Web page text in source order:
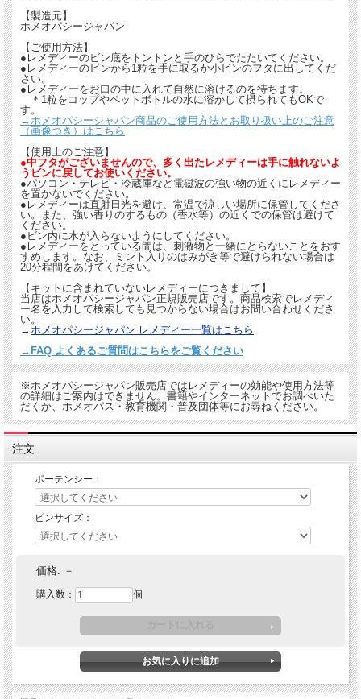
【製造元】
ホメオパシージャパン
【ご使用方法】
●レメディーのビン底をトントンと手のひらでたたいてください。
●レメディーのビンから1粒を手に取るか小ビンのフタに出してくだ
さい。
●レメディーをお口の中に入れて自然に溶けるのを待ちます。
＊1粒をコップやペットボトルの水に溶かして摂られてもOKで
す。
→ホメオパシージャパン商品のご使用方法とお取り扱い上のご注意
（画像つき）はこちら
【使用上のご注意】
●中フタがございませんので、多く出たレメディーは手に触れないよ
うビンに戻してお使いください。
●パソコン・テレビ・冷蔵庫など電磁波の強い物の近くにレメディー
を置かないでください。
●レメディーは直射日光を避け、常温で涼しい場所に保管してくださ
い。また、強い香りのするもの（香水等）の近くでの保管は避けて
ください。
●ビン内に水が入らないようにしてください。
●レメディーをとっている間は、刺激物と一緒にとらないことをおす
すめします。なお、ミント入りのはみがき等で避けられない場合は
20分程間をあけてください。
【キットに含まれていないレメディーにつきまして】
当店はホメオパシージャパン正規販売店です。商品検索でレメディ
ー名を入力して検索しても見つからない場合はお問い合わせくださ
い。
→ホメオパシージャパン レメディー一覧はこちら
→FAQ よくあるご質問はこちらをご覧ください
※ホメオパシージャパン販売店ではレメディーの効能や使用方法等
の詳細はご案内はできません。書籍やインターネットでお調べいた
だくか、ホメオパス・教育機関・普及団体等にお尋ねください。
注文
ポーテンシー：
ビンサイズ：
価格: －
購入数： 個